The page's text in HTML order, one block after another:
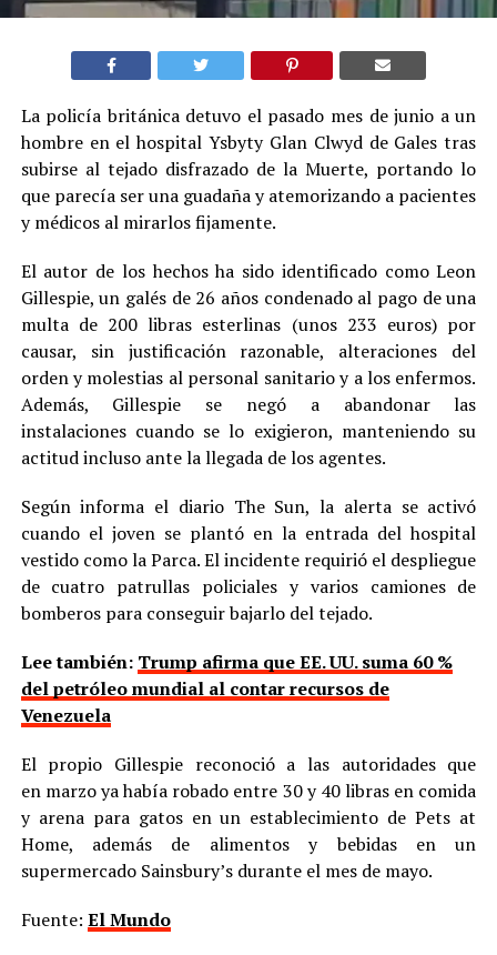
La policía británica detuvo el pasado mes de junio a un
hombre en el hospital Ysbyty Glan Clwyd de Gales tras
subirse al tejado disfrazado de la Muerte, portando lo
que parecía ser una guadaña y atemorizando a pacientes
y médicos al mirarlos fijamente.
El autor de los hechos ha sido identificado como Leon
Gillespie, un galés de 26 años condenado al pago de una
multa de 200 libras esterlinas (unos 233 euros) por
causar, sin justificación razonable, alteraciones del
orden y molestias al personal sanitario y a los enfermos.
Además, Gillespie se negó a abandonar las
instalaciones cuando se lo exigieron, manteniendo su
actitud incluso ante la llegada de los agentes.
Según informa el diario The Sun, la alerta se activó
cuando el joven se plantó en la entrada del hospital
vestido como la Parca. El incidente requirió el despliegue
de cuatro patrullas policiales y varios camiones de
bomberos para conseguir bajarlo del tejado.
Lee también: Trump afirma que EE. UU. suma 60 %
del petróleo mundial al contar recursos de
Venezuela
El propio Gillespie reconoció a las autoridades que
en marzo ya había robado entre 30 y 40 libras en comida
y arena para gatos en un establecimiento de Pets at
Home, además de alimentos y bebidas en un
supermercado Sainsbury’s durante el mes de mayo.
Fuente: El Mundo